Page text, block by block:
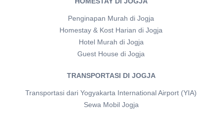
Penginapan Murah di Jogja
Homestay & Kost Harian di Jogja
Hotel Murah di Jogja
Guest House di Jogja
TRANSPORTASI DI JOGJA
Transportasi dari Yogyakarta International Airport (YIA)
Sewa Mobil Jogja